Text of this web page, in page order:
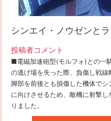
シンエイ・ノウゼンと
投稿者コメント
■電磁加速砲型(モルフォ)との一
の逃げ場を失った際、負傷し戦
脚部を前後とも損傷した機体で
に向けさせるため、敵機に射撃
りました。